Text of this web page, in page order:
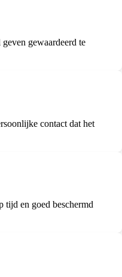
gewaardeerd te
contact dat het
tijd en goed beschermd